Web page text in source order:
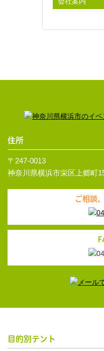
住所
〒247-0013
神奈川県横浜市栄区上郷町
ご相談
目的別テント